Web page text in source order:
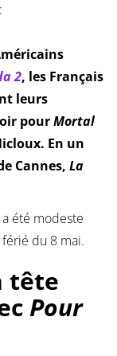
2, les Français
leurs
pourMortal
En un
Cannes, La
été modeste
du 8 mai.
tête
Pour